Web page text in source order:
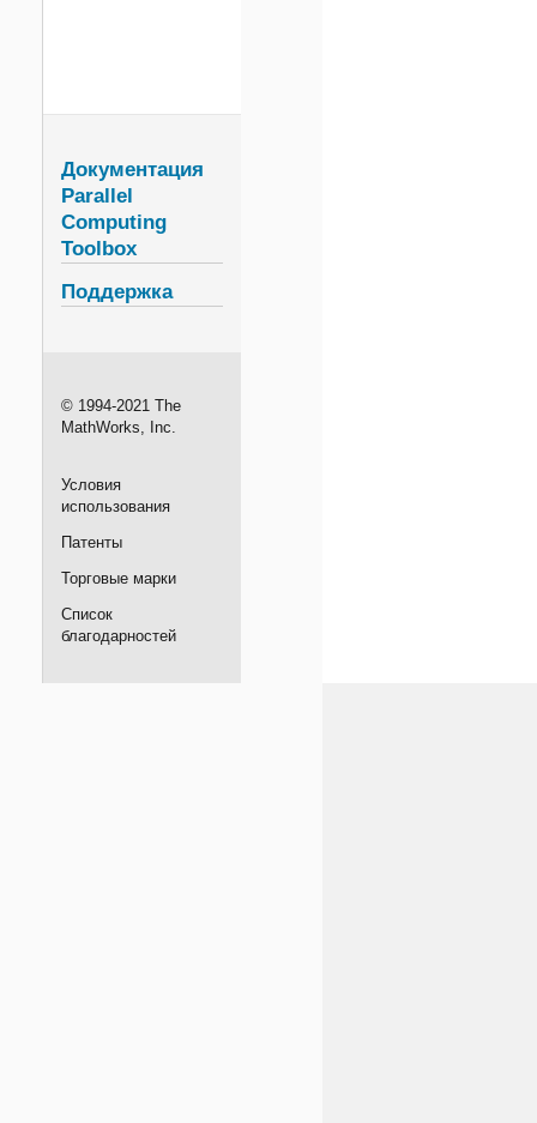
Документация
Parallel
Computing
Toolbox
Поддержка
© 1994-2021 The
MathWorks, Inc.
Условия
использования
Патенты
Торговые марки
Список
благодарностей